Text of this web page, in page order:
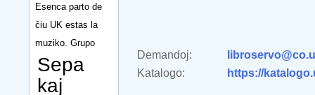
Esenca parto de
ĉiu UK estas la
muziko. Grupo
Sepa
kaj
Demandoj:
Katalogo:
https://